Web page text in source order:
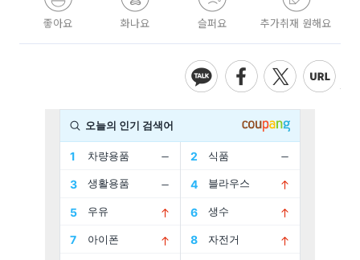
좋아요 화나요 슬퍼요 추가취재 원해요